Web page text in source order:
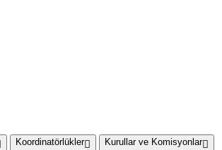
Koordinatörlükler
Kurullar ve Komisyonlar